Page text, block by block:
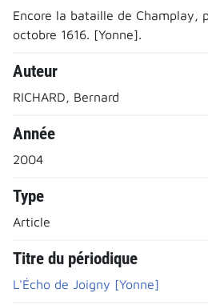
Encore la bataille de Champlay,
octobre 1616. [Yonne].
Auteur
RICHARD, Bernard
Année
2004
Type
Article
Titre du périodique
L'Écho de Joigny [Yonne]